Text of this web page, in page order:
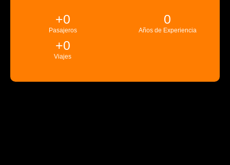
Pasajeros
+0
Años de Experiencia
0
Viajes
+0